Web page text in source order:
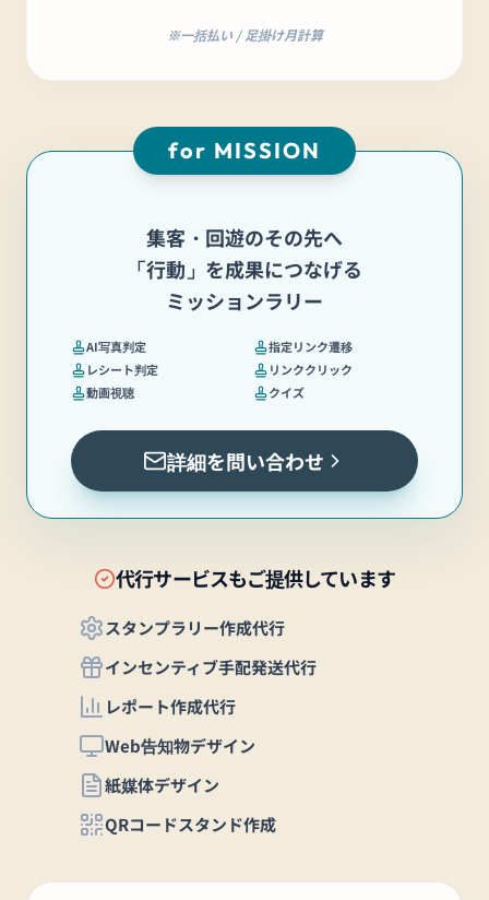
※一括払い / 足掛け月計算
for MISSION
集客・回遊のその先へ
「行動」を成果につなげる
ミッションラリー
AI写真判定
レシート判定
動画視聴
指定リンク遷移
リンククリック
クイズ
詳細を問い合わせ
代行サービスもご提供しています
スタンプラリー作成代行
インセンティブ手配発送代行
レポート作成代行
Web告知物デザイン
紙媒体デザイン
QRコードスタンド作成